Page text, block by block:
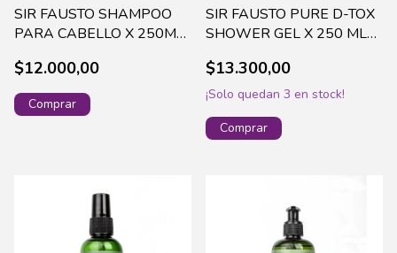
SIR FAUSTO SHAMPOO
PARA CABELLO X 250ML
$12.000,00
SIR FAUSTO PURE D-TOX
SHOWER GEL X 250 ML
$13.300,00
¡Solo quedan 3 en stock!